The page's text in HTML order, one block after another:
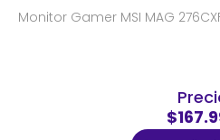
Monitor Gamer MSI MAG